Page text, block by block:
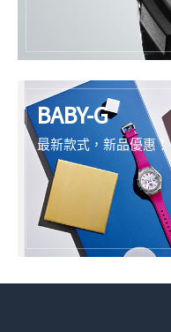
BABY-G
最新款式，新品優惠！